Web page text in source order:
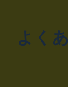
よく